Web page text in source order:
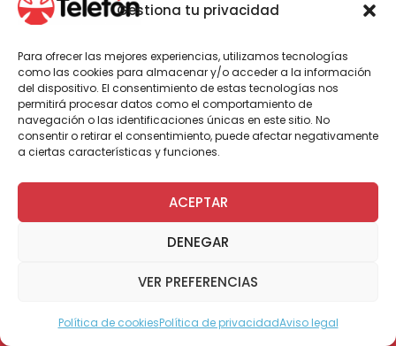
Gestiona tu privacidad
Para ofrecer las mejores experiencias, utilizamos tecnologías
como las cookies para almacenar y/o acceder a la información
del dispositivo. El consentimiento de estas tecnologías nos
permitirá procesar datos como el comportamiento de
navegación o las identificaciones únicas en este sitio. No
consentir o retirar el consentimiento, puede afectar negativamente
a ciertas características y funciones.
ACEPTAR
DENEGAR
VER PREFERENCIAS
Política de cookiesPolítica de privacidadAviso legal
Actualidad Voluntariado
23 de julio | 2026
Programa Abre: Voluntariado
de Teletón mejoró
viviendas a nivel nacional
LEER MÁS Modo Accesible